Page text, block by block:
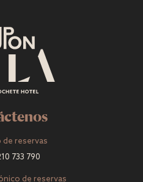
de reservas
733 790
de reservas